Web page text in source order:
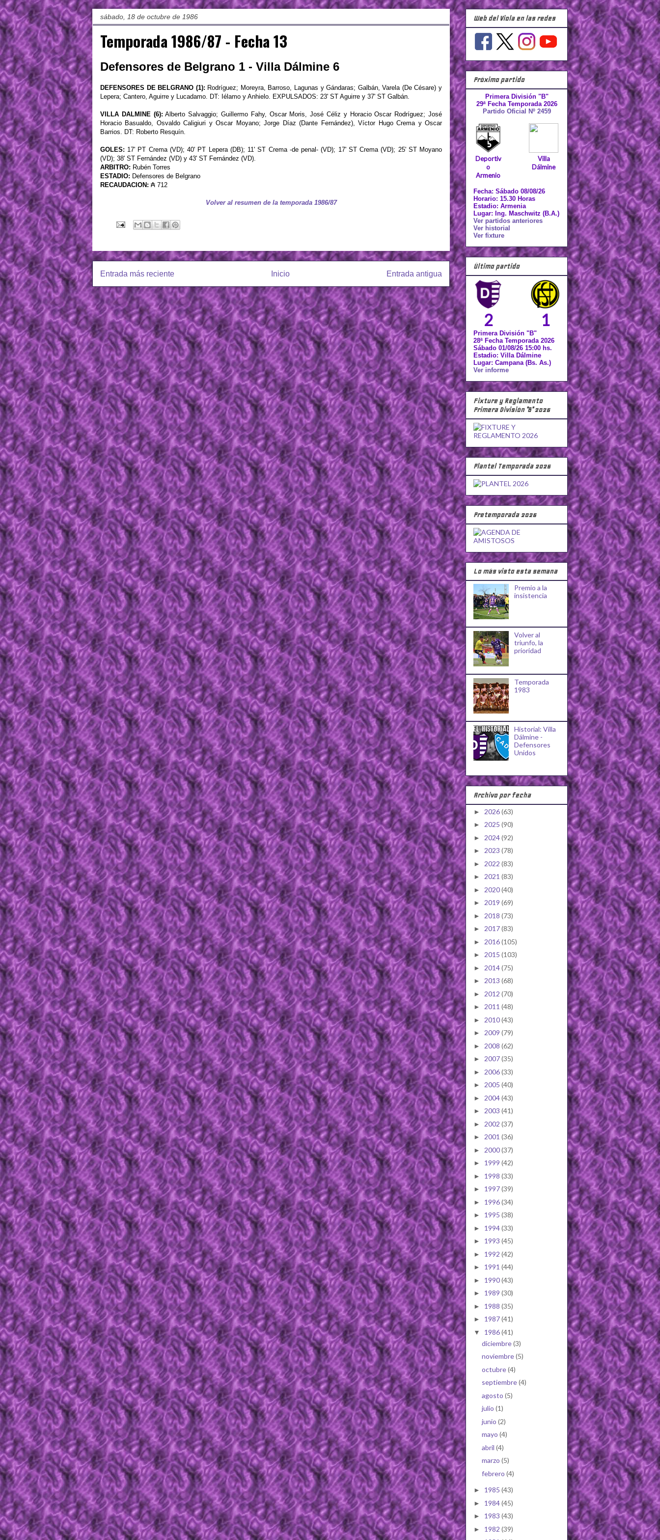
sábado, 18 de octubre de 1986
Temporada 1986/87 - Fecha 13
Defensores de Belgrano 1 - Villa Dálmine 6
DEFENSORES DE BELGRANO (1): Rodríguez; Moreyra, Barroso, Lagunas y Gándaras; Galbán, Varela (De Césare) y
Lepera; Cantero, Aguirre y Lucadamo. DT: Iélamo y Anhielo. EXPULSADOS: 23' ST Aguirre y 37' ST Galbán.
VILLA DALMINE (6): Alberto Salvaggio; Guillermo Fahy, Oscar Moris, José Céliz y Horacio Oscar Rodríguez; José
Horacio Basualdo, Osvaldo Caligiuri y Oscar Moyano; Jorge Díaz (Dante Fernández), Víctor Hugo Crema y Oscar
Barrios. DT: Roberto Resquín.
GOLES: 17' PT Crema (VD); 40' PT Lepera (DB); 11' ST Crema -de penal- (VD); 17' ST Crema (VD); 25' ST Moyano
(VD); 38' ST Fernández (VD) y 43' ST Fernández (VD).
ARBITRO: Rubén Torres
ESTADIO: Defensores de Belgrano
RECAUDACION: ₳ 712
Volver al resumen de la temporada 1986/87
Entrada más reciente Entrada antigua
Inicio
Web del Viola en las redes
Próximo partido
Primera División "B"
29ª Fecha Temporada 2026
Partido Oficial Nº 2459
Deportiv
o
Armenio
Villa
Dálmine
Fecha: Sábado 08/08/26
Horario: 15.30 Horas
Estadio: Armenia
Lugar: Ing. Maschwitz (B.A.)
Ver partidos anteriores
Ver historial
Ver fixture
Último partido
2 1
Primera División "B"
28ª Fecha Temporada 2026
Sábado 01/08/26 15:00 hs.
Estadio: Villa Dálmine
Lugar: Campana (Bs. As.)
Ver informe
Fixture y Reglamento
Primera División "B" 2026
Plantel Temporada 2026
Pretemporada 2026
Lo más visto esta semana
Premio a la
insistencia
Volver al
triunfo, la
prioridad
Temporada
1983
Historial: Villa
Dálmine -
Defensores
Unidos
Archivo por fecha
► 2026(63)
► 2025 (90)
► 2024(92)
► 2023 (78)
► 2022 (83)
► 2021 (83)
► 2020(40)
► 2019 (69)
► 2018 (73)
► 2017(83)
► 2016(105)
► 2015 (103)
► 2014(75)
► 2013 (68)
► 2012 (70)
► 2011 (48)
► 2010(43)
► 2009 (79)
► 2008 (62)
► 2007(35)
► 2006(33)
► 2005 (40)
► 2004(43)
► 2003 (41)
► 2002 (37)
► 2001 (36)
► 2000(37)
► 1999 (42)
► 1998 (33)
► 1997(39)
► 1996(34)
► 1995 (38)
► 1994(33)
► 1993 (45)
► 1992 (42)
► 1991 (44)
► 1990(43)
► 1989 (30)
► 1988 (35)
► 1987(41)
▼ 1986(41)
diciembre(3)
noviembre(5)
octubre(4)
septiembre(4)
agosto (5)
julio (1)
junio (2)
mayo (4)
abril (4)
marzo (5)
febrero (4)
► 1985 (43)
► 1984(45)
► 1983 (43)
► 1982 (39)